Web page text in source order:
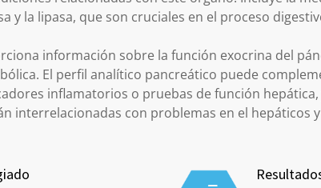
y la lipasa, que son cruciales en el proceso
información sobre la función exocrina del
El perfil analítico pancreático puede
inflamatorios o pruebas de función hepática,
interrelacionadas con problemas en el hepáticos